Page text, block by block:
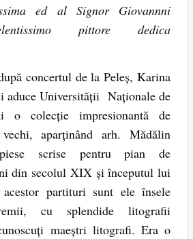
ed al Signor Giovannni
pittore dedica
concertul de la Peleş, Karina
aduce Universităţii Naţionale de
o colecţie impresionantă de
aparţinând arh. Mădălin
scrise pentru pian de
din secolul XIX şi începutul lui
partituri sunt ele însele
cu splendide litografii
maeştri litografi. Era o